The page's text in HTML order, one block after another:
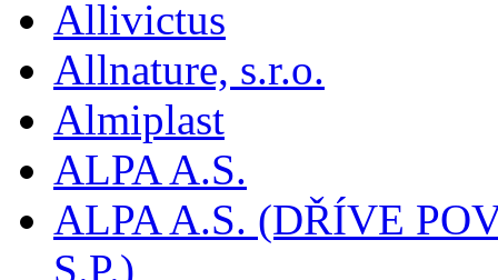
Allivictus
Allnature, s.r.o.
Almiplast
ALPA A.S.
ALPA A.S. (DŘÍVE
S.P.)